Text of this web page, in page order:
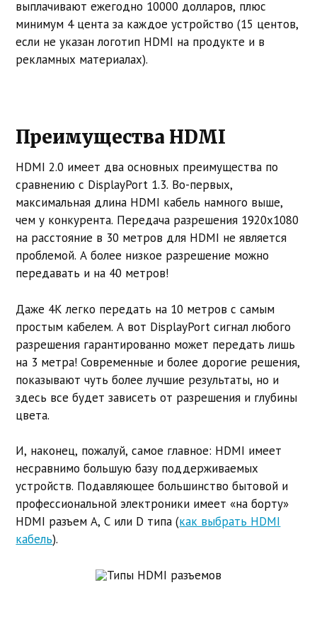
выплачивают ежегодно 10000 долларов, плюс
минимум 4 цента за каждое устройство (15 центов,
если не указан логотип HDMI на продукте и в
рекламных материалах).
Преимущества HDMI
HDMI 2.0 имеет два основных преимущества по
сравнению с DisplayPort 1.3. Во-первых,
максимальная длина HDMI кабель намного выше,
чем у конкурента. Передача разрешения 1920х1080
на расстояние в 30 метров для HDMI не является
проблемой. А более низкое разрешение можно
передавать и на 40 метров!
Даже 4K легко передать на 10 метров с самым
простым кабелем. А вот DisplayPort сигнал любого
разрешения гарантированно может передать лишь
на 3 метра! Современные и более дорогие решения,
показывают чуть более лучшие результаты, но и
здесь все будет зависеть от разрешения и глубины
цвета.
И, наконец, пожалуй, самое главное: HDMI имеет
несравнимо большую базу поддерживаемых
устройств. Подавляющее большинство бытовой и
профессиональной электроники имеет «на борту»
HDMI разъем A, C или D типа (как выбрать HDMI
кабель).